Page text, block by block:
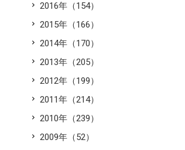
2016年（154）
2015年（166）
2014年（170）
2013年（205）
2012年（199）
2011年（214）
2010年（239）
2009年（52）